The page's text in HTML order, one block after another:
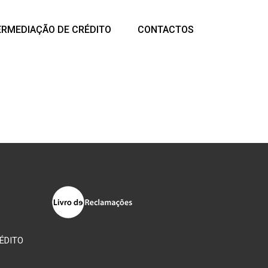
DE CRÉDITO CONTACTOS